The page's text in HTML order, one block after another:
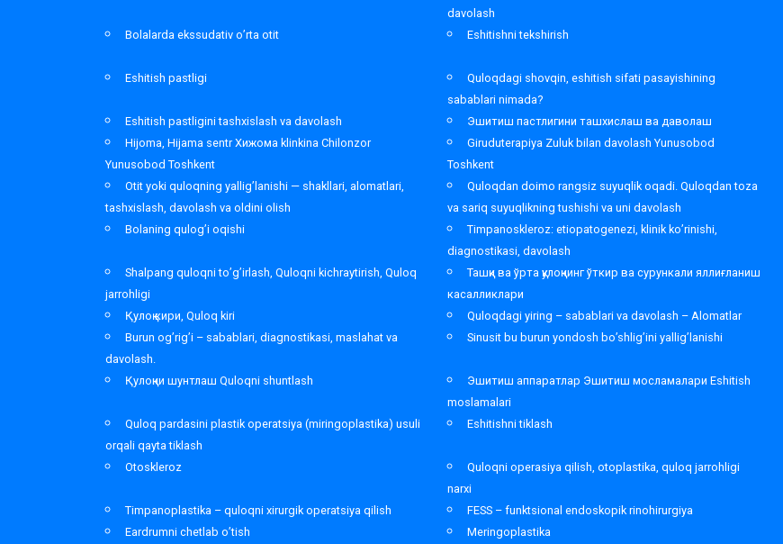
davolash
Bolalarda ekssudativ o’rta otit
Eshitishni tekshirish
Eshitish pastligi
Quloqdagi shovqin, eshitish sifati pasayishining
sabablari nimada?
Eshitish pastligini tashxislash va davolash
Эшитиш пастлигини ташхислаш ва даволаш
Hijoma, Hijama sentr Хижома klinkina Chilonzor
Yunusobod Toshkent
Giruduterapiya Zuluk bilan davolash Yunusobod
Toshkent
Otit yoki quloqning yallig’lanishi — shakllari, alomatlari,
tashxislash, davolash va oldini olish
Quloqdan doimo rangsiz suyuqlik oqadi. Quloqdan toza
va sariq suyuqlikning tushishi va uni davolash
Bolaning qulog’i oqishi
Timpanoskleroz: etiopatogenezi, klinik ko’rinishi,
diagnostikasi, davolash
Shalpang quloqni to’g’irlash, Quloqni kichraytirish, Quloq
jarrohligi
Ташқи ва ўрта қулоқнинг ўткир ва сурункали яллиғланиш
касалликлари
Қулоқ кири, Quloq kiri Quloqdagi yiring – sabablari va davolash – Alomatlar
Burun og’rig’i – sabablari, diagnostikasi, maslahat va
davolash.
Sinusit bu burun yondosh bo’shlig’ini yallig’lanishi
Қулоқни шунтлаш Quloqni shuntlash
Эшитиш аппаратлар Эшитиш мосламалари Eshitish
moslamalari
Quloq pardasini plastik operatsiya (miringoplastika) usuli
orqali qayta tiklash
Eshitishni tiklash
Otoskleroz
Quloqni operasiya qilish, otoplastika, quloq jarrohligi
narxi
Timpanoplastika – quloqni xirurgik operatsiya qilish FESS – funktsional endoskopik rinohirurgiya
Eardrumni chetlab o’tish
Meringoplastika